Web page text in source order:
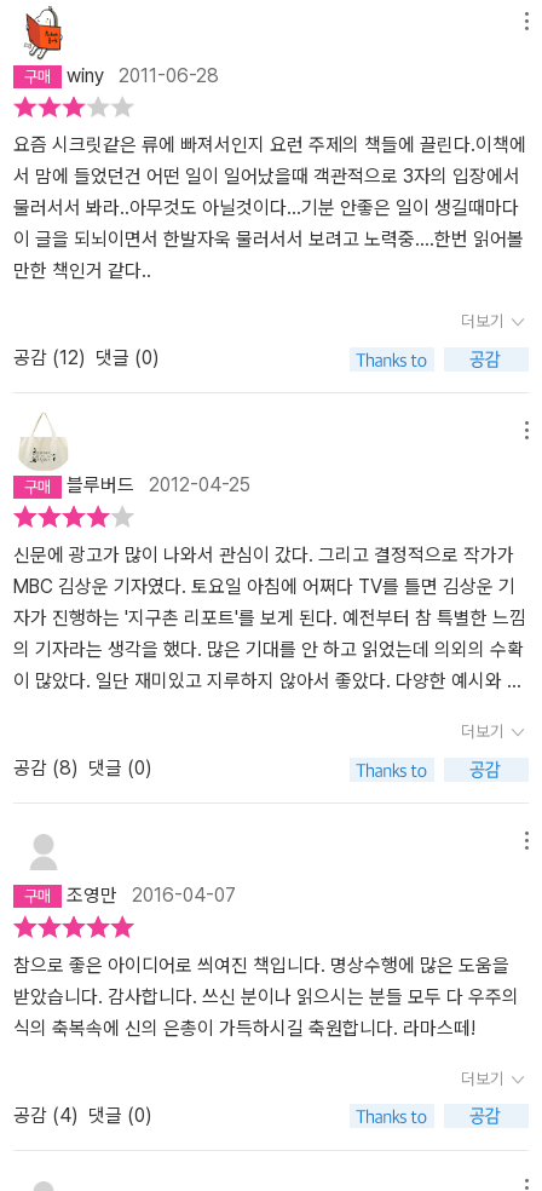
d’s trick)’이라고 부르고 미립자들이 가득한 우주공간을 ‘신의 마음
(Mind of God)’이라고 했다. 건강 관련 책이나 마음공부 관련 강의에
서 마음의 힘으로 병을 치유하고 건강을 회복했다는 사례를 많이 접
했다. 이 책에서 말하는 ‘관찰자 효과’도 다름 아닌 마음의 힘을 활용
한 방법이라고 할 수 있다. 2부에서는 내가 원하는 몸 만들기, 지능을
높이는 방법, 부정적인 생각 꺼버리기 등의 사례가 나온다. 그런데 바
라보기 방법에도 더 효과적인 방법이 있는데 나를 남으로 바라보면
백 배의 효과를 얻을 수 있고 과정을 바라보면 쉽게 달성된다고 한
다. 보통 우리는 나 자신을 지칭할 때 ‘나는’이라는 말을 달고 산다. 하
성공률이 높다고 한다. 예를 들면 자신을 낯선 타인인 것처럼 보는 것
이다. 그리고 이건 나의 사견인데, 자신이 되고 싶은 것을 이루었다고
생각하고 그 호칭을 자주 나 자신에게 불러보는 것도 좋은 동기부여
가 될 것 같다.그런데 왜 나를 제3자로 바라보는 방법이 좋은 것일
까. 나의 눈으로 나를 바라보면 나의 감정에 휘말려 들어 나를 객관적
으로 바라보지 못하기 때문이다. 하지만 나를 남이라고 상상하면 나
를 객관적으로 바라볼 수 있어서 이미지가 더 선명해진다고 한다. 이
미지가 선명할수록 제대로 바라보게 되고 현실로 나타날 가능성이 높
다. 시크릿을 말하는 책에서도 자주 접한 내용인데 마음의 힘을 이렇
게 다양하게 적용할 수 있다니 놀라웠다. 그중 흥미로운 사례를 하나
소개하겠다. 핀란드 의학자들이 심장병 위험이 있는 중년 남성들에
게 1년에 몇 차례에 걸쳐 1그룹에는 붉은 고기 대신 채소와 과일을 많
룹에는 정기적으로 꼬박꼬박 자주 병원 치료를 받도록 하고 혈압과
콜레스테롤 수치를 낮추는 약을 먹도록 했다. 몇 년 후 두 그룹 중년
남성들의 건강상태를 비교했는데 누가 더 건강해졌을까? 정답은 엄
격한 병원치료를 받은 그룹보다 건강관리에 대한 자세한 설명을 들은
그룹의 사망률이 더 낮았다고 한다. 이것이 심장병 예방연구 사례로
유명한 ‘헬싱키 연구’라고 한다. 왜 그런 결과가 나타났을까. 건강관리
에 관한 설명을 들으면 자신의 몸을 제대로 바라볼 수 있게 되고 바라
보면 몸도 변화한다는 것이다. 앞서 언급한 미립자가 그 비밀이며 ‘이
중슬릿’ 실험을 뒷받침하는 증거라고 할 수 있다. 이 책을 읽으며 자기
계발을 위한 계획과 실천이 오래가지 못하는 이유를 깨닫게 되었
마음을 탓하거나 그런 과정에서 쉽게 자포자기하는 건 아닐까. 불안
한 마음이 들 때 투지나 의지로 억지로 덮어버리거나 저항하려 들면
오히려 역효과가 난다고 했다. 억누를수록 더욱 거세게 일어나는 생
각의 속성 때문이라고 한다. 이럴 때는 있는 그대로 바라보고 그냥 흘
주장한, 잠재의식, 우주의 마음 등이 여기선 양자역학에 근거한 '미립
자'로 치환되며, 심상화시 최종 결과만을 그리라는 <시크릿>과 달리,
달성 과정도 구체적으로 떠올리면 자기 의심이 해소되어 더 좋다고
한다. 또 '아미그달라'에 대한 설명과관련 사례로 든, 면접관을 사로
잡는 법, 설득의 방법등은 상황을 유리한 쪽으로 이끄는 얄팍한 테크
닉만 알려주는 자기계발서 같은 느낌이 들어 이질적이긴 했지만, 처
음 접하는 부분이라 신선했다. '아미그달라'의 스위치를 얼마나 잘 꺼
주느냐 그것이 문제로다.
욱 피곤해지고 지치게 된다. 내가 삶에서 만나는 사건들에 나의 감
정을 내려놓고 타자를 들여다보듯이 나를 바라볼 수는 없을까? 거울
속에 비친 내 모습을 객관화시켜 나를 바라볼 수 있다면 적어도 나의
모습이 내가 아닌 어떤 틈이나 간격을 느끼게 되고 그래서 내가 그 사
건에 전적으로 휘둘리지 않는 모습을 찾을 수 있게 된다. 그러면 부정
적인 감정의 생명력이 90초임을 알게 될 것이고 나는 90초 후 어떤
사건이 나에게 남긴 부정적인 상처와 자국으로부터 자유로울 수 있게
된다. 깊이 바라볼 수 있다면 그것이 가능하다. 어떻게 깊이 바라보는
가? 마음을 평화롭고 고요하게 하거나 아니면 깊은 집중으로 자기계
생각이 일어나고 사라지는 과정을 그냥 객관적으로 바라보는 기법을
'왓칭'이라고 부른다. 왓칭은 에고가 일으키는 기계적 반응을 중지하
고 내가 나 스스로의 의지로 생활을 나아가 인생을 바꾸어내는 요술
이다. 자신의 몸을 개선시키거나 자신의 지능을 올리거나 주어진 과
제를 해결하거나 인생에서 만나는 모든 일들에 대한 '왓칭'은 그 과정
으로서 지금 이 순간에 우리를 살게 한다, 그래서 내가 가진 더 높은
모습의 나를 보게 만들고 그것이 나를 변화시킨다. 그저 들여다보기
만 해도 말이다. 그래서 우리는 왓칭을 신이 부리는 요술이라고 한다.
winy 2011-06-28
요즘 시크릿같은 류에 빠져서인지 요런 주제의 책들에 끌린다.이책에
서 맘에 들었던건 어떤 일이 일어났을때 객관적으로 3자의 입장에서
물러서서 봐라..아무것도 아닐것이다...기분 안좋은 일이 생길때마다
이 글을 되뇌이면서 한발자욱 물러서서 보려고 노력중....한번 읽어볼
만한 책인거 같다..
더보기
공감 (12) 댓글 (0)
블루버드 2012-04-25
신문에 광고가 많이 나와서 관심이 갔다. 그리고 결정적으로 작가가
MBC 김상운 기자였다. 토요일 아침에 어쩌다 TV를 틀면 김상운 기
자가 진행하는 '지구촌 리포트'를 보게 된다. 예전부터 참 특별한 느낌
의 기자라는 생각을 했다. 많은 기대를 안 하고 읽었는데 의외의 수확
이 많았다. 일단 재미있고 지루하지 않아서 좋았다. 다양한 예시와 사
들이 저자의 경험과 엮여서 잘 와 닿았다. 평소의 마음가짐이 중요하
다. 알고 있지만, 가끔 잊어버리기도 하는 사실이다. 책의 전반을 흐르
는 메시지는 마음을 다스리자이다. 기존의 유사한 자기계발 책들과
조금 다른 점은 양자물리학에 관한 내용이 많은 부분을 차지하고 있
다는 점이다. 영혼의 존재에 대해 영혼은 미립자일 가능성이 있다고
한 대목도 눈길을 끌었다. 절대 영도에서도 사라지지 않는 미립자의
존재. 갑자기 물리학에 관심이 간다. 인간은 죽음으로서 육체를 잃게
되지만 영혼은 남는다는 것이다. 둘째를 낳고 나서부터 '죽음'이 두렵
다는 생각을 자주 했는데 조금은 위안이 되는 내용이다. <<인상적인
내용>>P.230 그가 왜 화내는지 꼬치꼬치 묻고 또 물어서 진실의 알
건질 만한 진실의 알갱이가 들어 있는지 열심히 들어보는 겁니 다. P.
260 나와 단 한 번이라도 인연을 맺었던 사람들은 나도 모르게 나와
끊임없이 정보를 주고받는다. 내가 무슨 생각을 하고 있는지 무의식
더보기
공감 (8) 댓글 (0)
조영만 2016-04-07
참으로 좋은 아이디어로 씌여진 책입니다. 명상수행에 많은 도움을
받았습니다. 감사합니다. 쓰신 분이나 읽으시는 분들 모두 다 우주의
식의 축복속에 신의 은총이 가득하시길 축원합니다. 라마스떼!
더보기
공감 (4) 댓글 (0)